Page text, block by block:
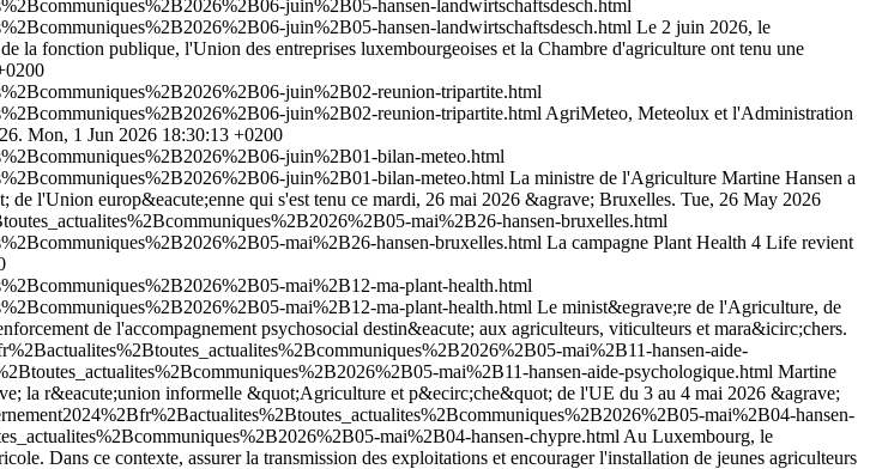
juin%2B05-hansen-landwirtschaftsdesch.html
juin%2B05-hansen-landwirtschaftsdesch.html Le 2 juin 2026, le
la fonction publique, l'Union des entreprises luxembourgeoises et la Chambre d'agriculture ont tenu une
juin%2B02-reunion-tripartite.html
juin%2B02-reunion-tripartite.html AgriMeteo, Meteolux et l'Administration
Mon, 1 Jun 2026 18:30:13 +0200
juin%2B01-bilan-meteo.html
juin%2B01-bilan-meteo.html La ministre de l'Agriculture Martine Hansen a
l'Union europ&eacute;enne qui s'est tenu ce mardi, 26 mai 2026 &agrave; Bruxelles. Tue, 26 May 2026
mai%2B26-hansen-bruxelles.html
mai%2B26-hansen-bruxelles.html La campagne Plant Health 4 Life revient
mai%2B12-ma-plant-health.html
mai%2B12-ma-plant-health.html Le minist&egrave;re de l'Agriculture, de
de l'accompagnement psychosocial destin&eacute; aux agriculteurs, viticulteurs et mara&icirc;chers.
mai%2B11-hansen-aide-
mai%2B11-hansen-aide-psychologique.html Martine
la r&eacute;union informelle &quot;Agriculture et p&ecirc;che&quot; de l'UE du 3 au 4 mai 2026 &agrave;
mai%2B04-hansen-
mai%2B04-hansen-chypre.html Au Luxembourg, le
Dans ce contexte, assurer la transmission des exploitations et encourager l'installation de jeunes agriculteurs